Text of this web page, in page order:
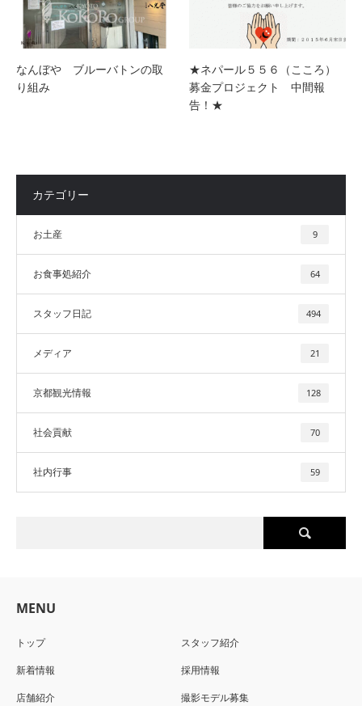
なんぼや ブルーバトンの取
り組み
★ネパール５５６（こころ）
募金プロジェクト 中間報
告！★
カテゴリー
お土産 9
お食事処紹介 64
スタッフ日記 494
メディア 21
京都観光情報 128
社会貢献 70
社内行事 59
MENU
トップ
新着情報
店舗紹介
スタッフ紹介
採用情報
撮影モデル募集